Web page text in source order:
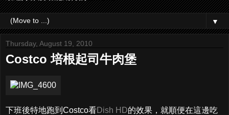
▼
Thursday, August 19, 2010
Costco 培根起司牛肉堡
下班後特地跑到Costco看Dish HD的效果，就順便在這邊吃